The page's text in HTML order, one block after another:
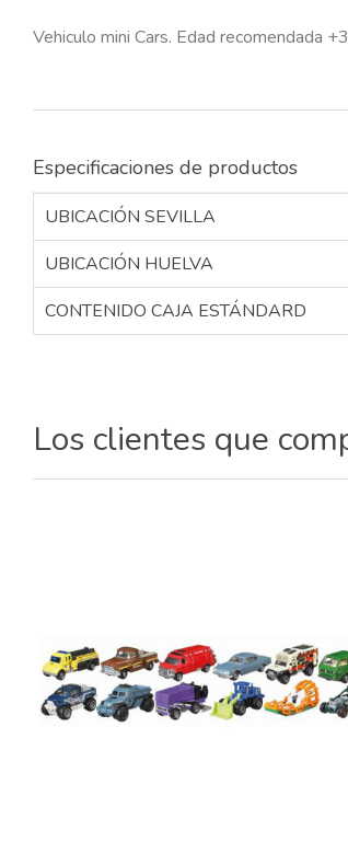
Vehiculo mini Cars. Edad recomendada
Especificaciones de productos
UBICACIÓN SEVILLA
UBICACIÓN HUELVA
CONTENIDO CAJA ESTÁNDARD
Los clientes que